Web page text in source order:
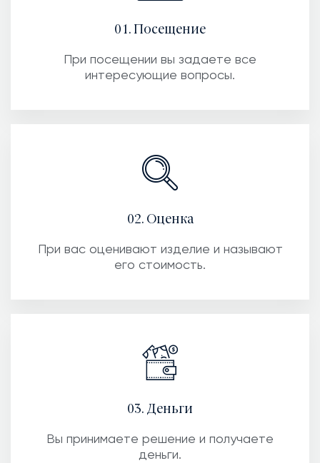
01. Посещение
При посещении вы задаете все
интересующие вопросы.
02. Оценка
При вас оценивают изделие и называют
его стоимость.
03. Деньги
Вы принимаете решение и получаете
деньги.